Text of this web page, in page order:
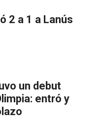
2 a 1 a Lanús
un debut
entró y